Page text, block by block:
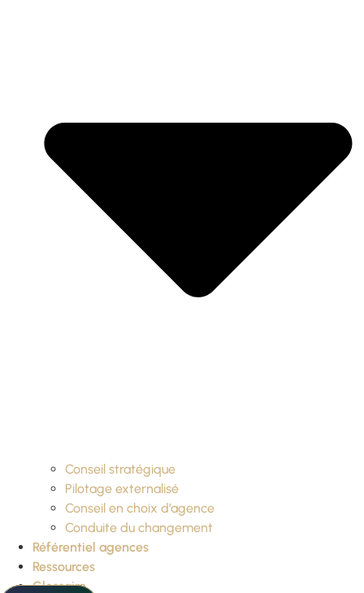
Conseil stratégique
Pilotage externalisé
Conseil en choix d’agence
Conduite du changement
Référentiel agences
Ressources
Glossaire